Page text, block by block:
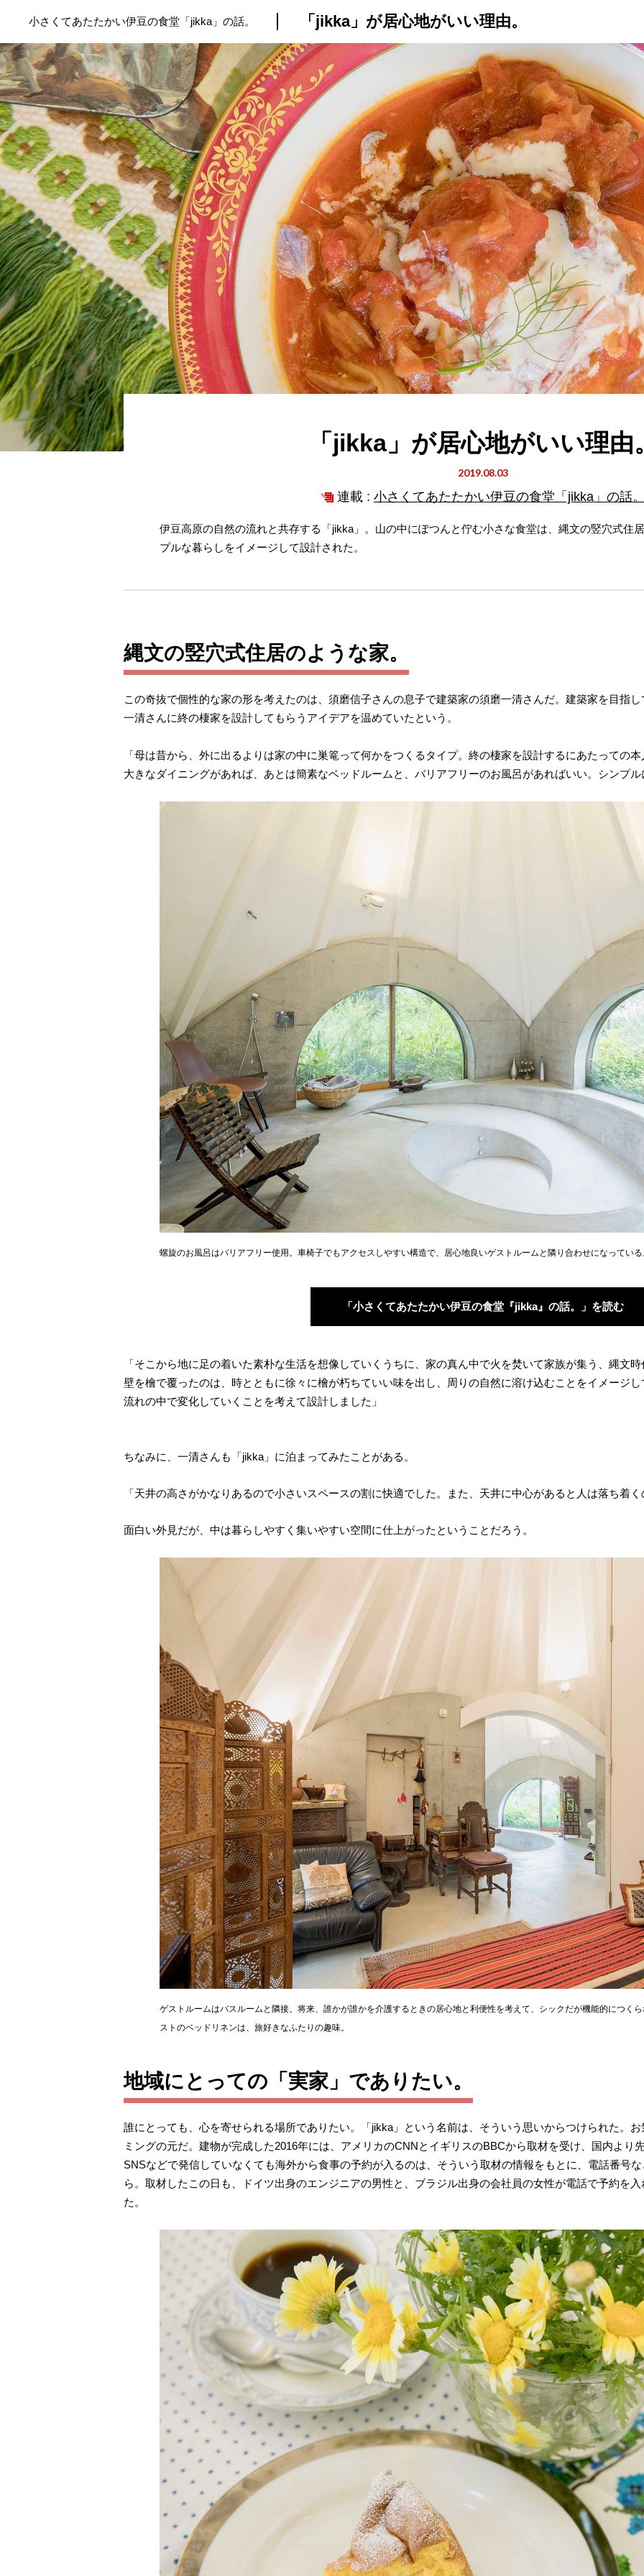
トップ プロが教えるレシピ 厳選！店探し
小さくてあたたかい伊豆の食堂「jikka」の話。 「jikka」が居心地がいい理由。
「jikka」が居心地がいい理由
2019.08.03
連載 : 小さくてあたたかい伊豆の食堂「jikka」の話
伊豆高原の自然の流れと共存する「jikka」。山の中にぽつんと佇む小さな食堂は、縄文の竪穴式住
プルな暮らしをイメージして設計された。
縄文の竪穴式住居のような家。
この奇抜で個性的な家の形を考えたのは、須磨信子さんの息子で建築家の須磨一清さんだ。建築家を目指
一清さんに終の棲家を設計してもらうアイデアを温めていたという。
「母は昔から、外に出るよりは家の中に巣篭って何かをつくるタイプ。終の棲家を設計するにあたっての
大きなダイニングがあれば、あとは簡素なベッドルームと、バリアフリーのお風呂があればいい。シンプ
螺旋のお風呂はバリアフリー使用。車椅子でもアクセスしやすい構造で、居心地良いゲストルームと隣り合わせになってい
「小さくてあたたかい伊豆の食堂『jikka』の話。」を読む
「そこから地に足の着いた素朴な生活を想像していくうちに、家の真ん中で火を焚いて家族が集う、縄文
壁を檜で覆ったのは、時とともに徐々に檜が朽ちていい味を出し、周りの自然に溶け込むことをイメージ
流れの中で変化していくことを考えて設計しました」
ちなみに、一清さんも「jikka」に泊まってみたことがある。
「天井の高さがかなりあるので小さいスペースの割に快適でした。また、天井に中心があると人は落ち着
面白い外見だが、中は暮らしやすく集いやすい空間に仕上がったということだろう。
ゲストルームはバスルームと隣接。将来、誰かが誰かを介護するときの居心地と利便性を考えて、シックだが機能的につく
ストのベッドリネンは、旅好きなふたりの趣味。
地域にとっての「実家」でありたい。
誰にとっても、心を寄せられる場所でありたい。「jikka」という名前は、そういう思いからつけられた。
ミングの元だ。建物が完成した2016年には、アメリカのCNNとイギリスのBBCから取材を受け、国内より
SNSなどで発信していなくても海外から食事の予約が入るのは、そういう取材の情報をもとに、電話番号
ら。取材したこの日も、ドイツ出身のエンジニアの男性と、ブラジル出身の会社員の女性が電話で予約を
た。